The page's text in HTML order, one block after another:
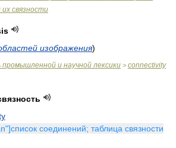
связности
изображения)
промышленной и научной лексики > connectivity
соединений; таблица связности